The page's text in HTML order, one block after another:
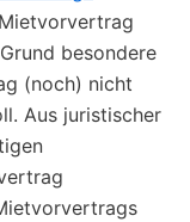
besondere
(noch) nicht
Aus juristischer